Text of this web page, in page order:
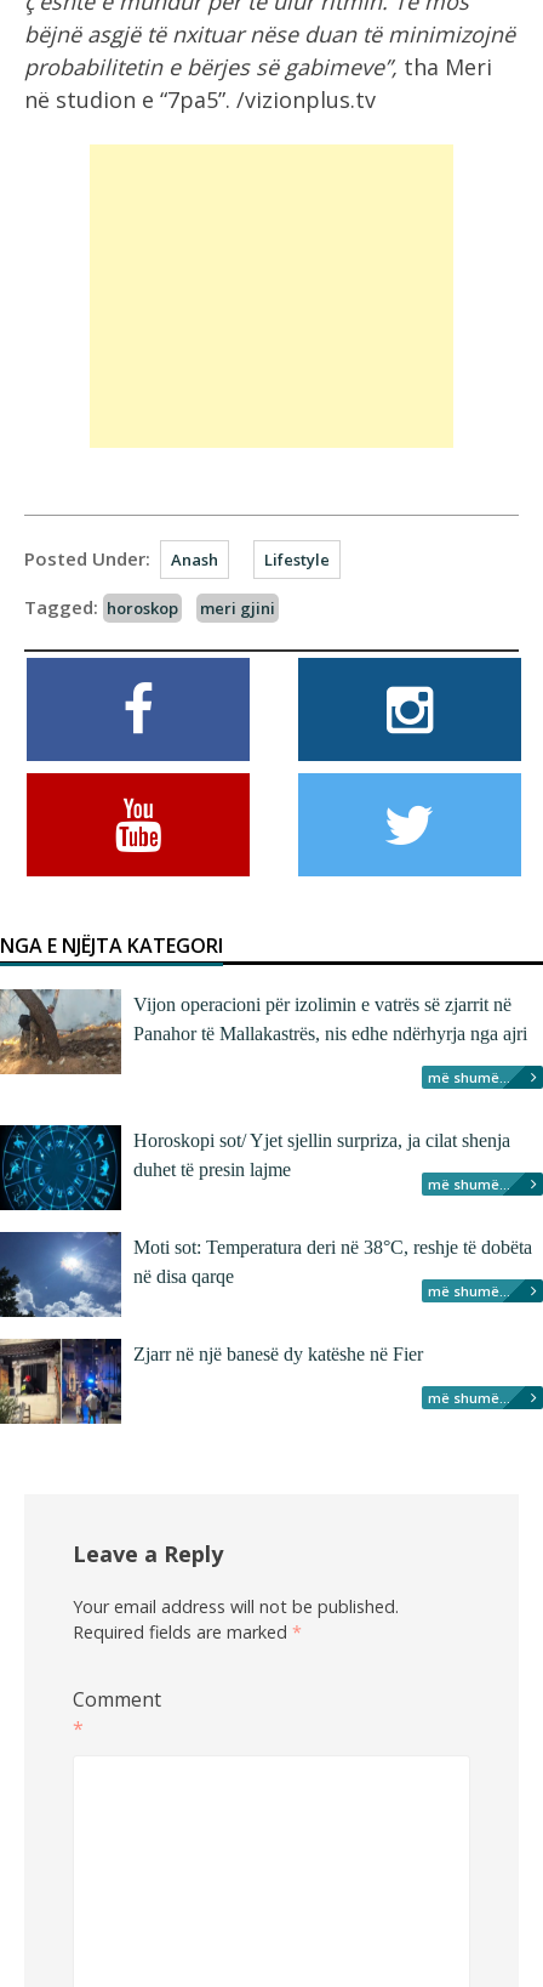
bëjnë asgjë të nxituar nëse duan të minimizojnë
probabilitetin e bërjes së gabimeve”, tha Meri
në studion e “7pa5”. /vizionplus.tv
Posted Under: Anash Lifestyle
Tagged: horoskop meri gjini
NGA E NJËJTA KATEGORI
Vijon operacioni për izolimin e vatrës së zjarrit në
Panahor të Mallakastrës, nis edhe ndërhyrja nga ajri
më shumë...
Horoskopi sot/ Yjet sjellin surpriza, ja cilat shenja
duhet të presin lajme
më shumë...
Moti sot: Temperatura deri në 38°C, reshje të dobëta
në disa qarqe
më shumë...
Zjarr në një banesë dy katëshe në Fier
më shumë...
Leave a Reply
Your email address will not be published.
Required fields are marked *
Comment
*